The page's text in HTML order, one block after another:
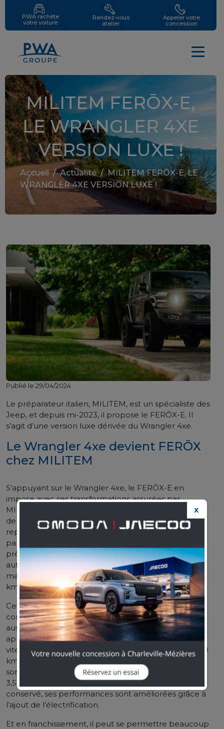
PWA rachète
votre voiture
Rendez-vous
atelier
Appeler votre
concession
MILITEM FERŌX-E,
LE WRANGLER 4XE
VERSION LUXE !
Accueil /Actualité/MILITEM FERŌX-E, LE
WRANGLER 4XE VERSION LUXE !
Publié le 29/04/2024
Le préparateur italien, MILITEM, est un spécialiste des
Jeep, et depuis mi-2023, il propose le FERŌX-E. Il
s’agit d’une version luxe dérivée du Wrangler 4xe.
Le Wrangler 4xe devient FERŌX
chez MILITEM
S’appuyant sur le Wrangler 4xe, le FERŌX-E en
impose avec ses transformations assurées par
MILITEM. Il s’agit ainsi du premier modèle électrifié
de la gamme du préparateur italien. En effet, il
repose sur la version hybride du Wrangler, motorisé
par le 2 lites essence qui développe 380 ch. Avec
près de 637 Nm de couple, et sa transmission
automatique et intégrale Torque Flite à 8 rapports,
mais il demande 6,4 secondes pour atteindre les 100
km/h.
Cette version hybride permet donc de réduire la
consommation et les émissions de CO2. Il permet
aussi d’avoir une conduite en 100 % électrique,
appréciable en milieu urbain, pendant 50 km. La
vitesse maximale du mode électrique est limitée à 50
km/h. Avec son mode hybride, les consommations
sont également très raisonnables avec seulement
3,5l/100. La polyvalence de ce 4×4 est bien entendu
conservé, ses performances sont améliorées grâce à
l’ajout de l’électrification.
Et en franchissement, il peut se permettre beaucoup
X